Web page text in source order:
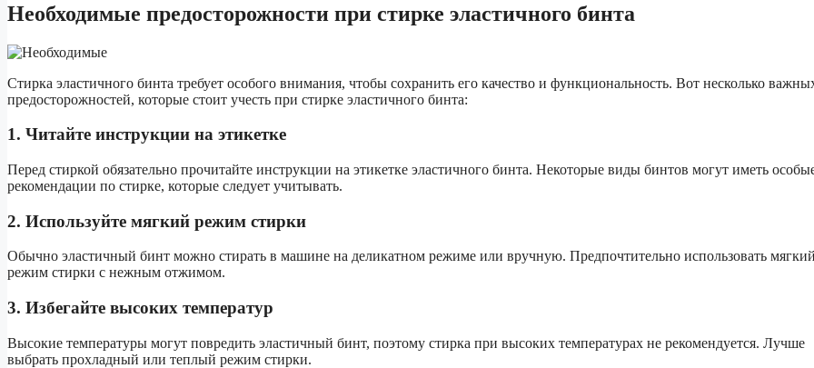
Необходимые предосторожности при стирке эластичного бинта
Стирка эластичного бинта требует особого внимания, чтобы сохранить его качество и функциональность. Вот несколько
предосторожностей, которые стоит учесть при стирке эластичного бинта:
1. Читайте инструкции на этикетке
Перед стиркой обязательно прочитайте инструкции на этикетке эластичного бинта. Некоторые виды бинтов могут иметь
рекомендации по стирке, которые следует учитывать.
2. Используйте мягкий режим стирки
Обычно эластичный бинт можно стирать в машине на деликатном режиме или вручную. Предпочтительно использовать мягкий
режим стирки с нежным отжимом.
3. Избегайте высоких температур
Высокие температуры могут повредить эластичный бинт, поэтому стирка при высоких температурах не рекомендуется. Лучше
выбрать прохладный или теплый режим стирки.